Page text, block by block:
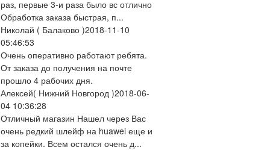
раз, первые 3-и раза было вс отлично
Обработка заказа быстрая, п...
Николай ( Балаково )2018-11-10
05:46:53
Очень оперативно работают ребята.
От заказа до получения на почте
прошло 4 рабочих дня.
Алексей( Нижний Новгород )2018-06-
04 10:36:28
Отличный магазин Нашел через Вас
очень редкий шлейф на huawei еще и
за копейки. Всем остался очень д...